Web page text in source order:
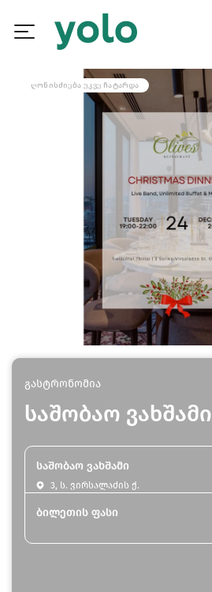
ᲦᲝᲜᲘᲡᲫᲘᲔᲑᲐ ᲣᲙᲕᲔ ᲩᲐᲢᲐᲠᲓᲐ
გასტრონომია
საშობაო ვახშამი
საშობაო ვახშამი
3, ს. ვირსალაძის ქ.
ბილეთის ფასი